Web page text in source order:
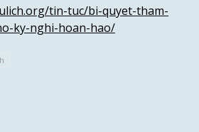
tin-tuc/bi-quyet-tham-
ky-nghi-hoan-hao/